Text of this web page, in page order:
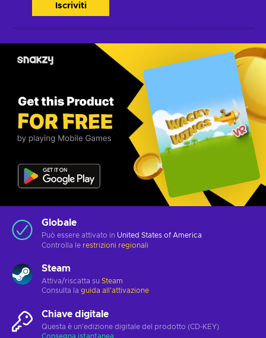
Iscriviti
Globale
Può essere attivato in United States of America
Controlla le restrizioni regionali
Steam
Attiva/riscatta su Steam
Consulta la guida all'attivazione
Chiave digitale
Questa è un'edizione digitale del prodotto (CD-KEY)
Consegna istantanea